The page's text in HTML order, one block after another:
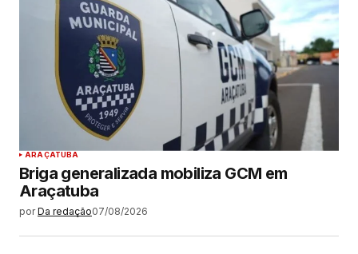
ARAÇATUBA
Briga generalizada mobiliza GCM em
Araçatuba
por Da redação07/08/2026